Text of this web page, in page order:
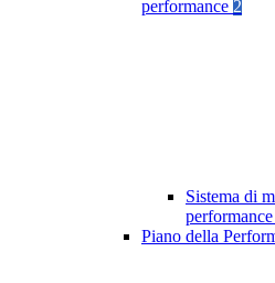
performance 2
Sistema di
performance
Piano della